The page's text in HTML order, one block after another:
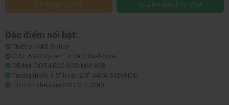
Xét duyệt 15 phút Qua thẻ MASTER, VISA
Đặc điểm nổi bật:
Thiết bị NAS 5 khay
CPU: AMD Ryzen™ R1600 dual-core
DRAM: DDR4 ECC SODIMM 8GB
Tương thích: 3.5″ hoặc 2.5″ SATA SSD/HDD
Hỗ trợ 2 khe cắm SSD M.2 2280